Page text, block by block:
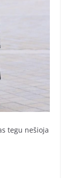
tegu nešioja